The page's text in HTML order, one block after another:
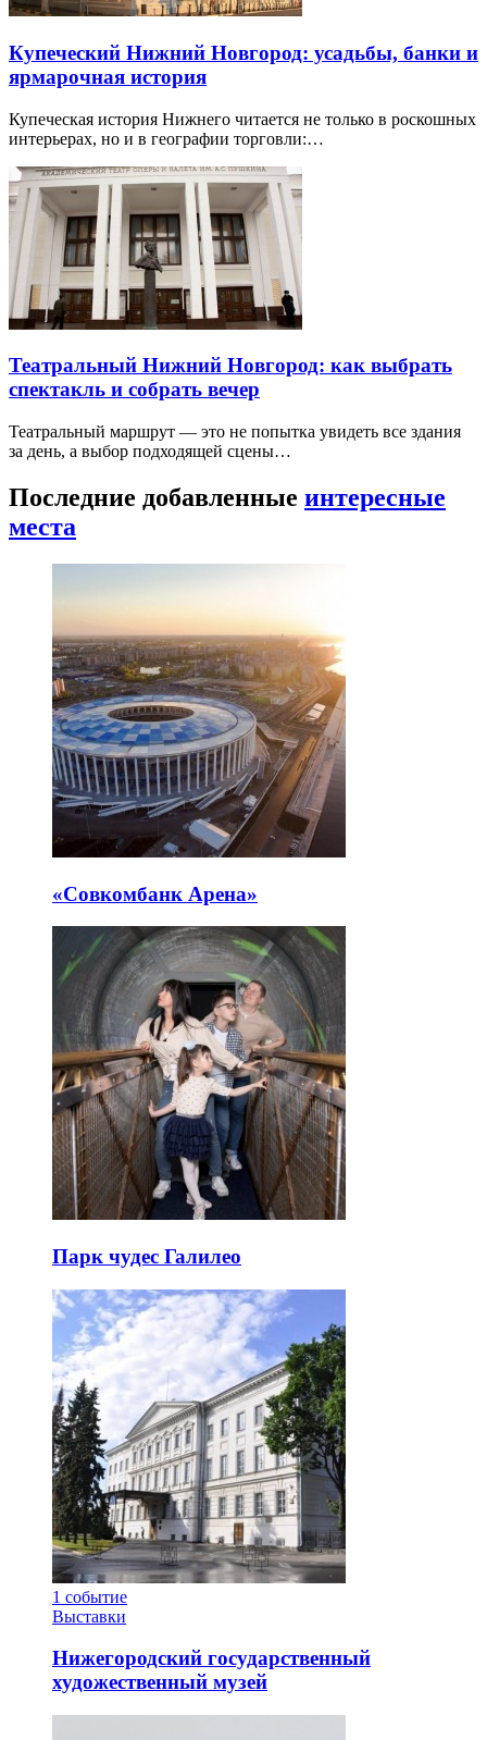
Купеческий Нижний Новгород: усадьбы, банки и
ярмарочная история
Купеческая история Нижнего читается не только в роскошных
интерьерах, но и в географии торговли:…
Театральный Нижний Новгород: как выбрать
спектакль и собрать вечер
Театральный маршрут — это не попытка увидеть все здания
за день, а выбор подходящей сцены…
Последние добавленные интересные
места
«Совкомбанк Арена⁠»
Парк чудес Галилео
1 событие
Выставки
Нижегородский государственный
художественный музей